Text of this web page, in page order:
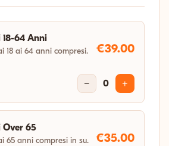
64 Anni
18 ai 64 anni compresi. €39.00
− 0 +
65
65 anni compresi in su. €35.00